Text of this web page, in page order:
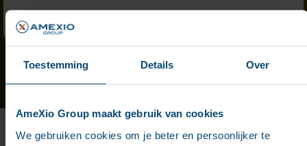
Toestemming Details Over
AmeXio Group maakt gebruik van cookies
We gebruiken cookies om je beter en persoonlijker te